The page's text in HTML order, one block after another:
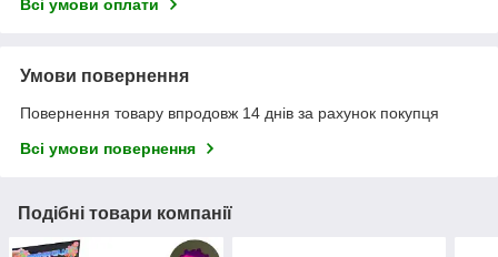
Всі умови оплати
Умови повернення
Повернення товару впродовж 14 днів за рахунок покупця
Всі умови повернення
Подібні товари компанії